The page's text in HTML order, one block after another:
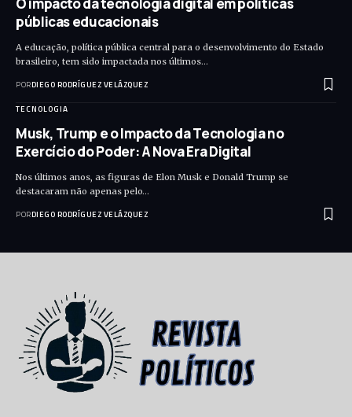
públicas educacionais
A educação, política pública central para o desenvolvimento do Estado
brasileiro, tem sido impactada nos últimos…
PORDIEGO RODRÍGUEZ VELÁZQUEZ
TECNOLOGIA
Musk, Trump e o Impacto da Tecnologia no
Exercício do Poder: A Nova Era Digital
Nos últimos anos, as figuras de Elon Musk e Donald Trump se
destacaram não apenas pelo…
PORDIEGO RODRÍGUEZ VELÁZQUEZ